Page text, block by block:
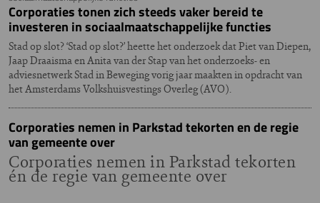
Corporaties tonen zich steeds vaker bereid te
investeren in sociaalmaatschappelijke functies
Stad op slot? ‘Stad op slot?’ heette het onderzoek dat Piet van Diepen,
Jaap Draaisma en Anita van der Stap van het onderzoeks- en
adviesnetwerk Stad in Beweging vorig jaar maakten in opdracht van
het Amsterdams Volkshuisvestings Overleg (AVO).
Corporaties nemen in Parkstad tekorten en de regie
van gemeente over
Corporaties nemen in Parkstad tekorten
én de regie van gemeente over